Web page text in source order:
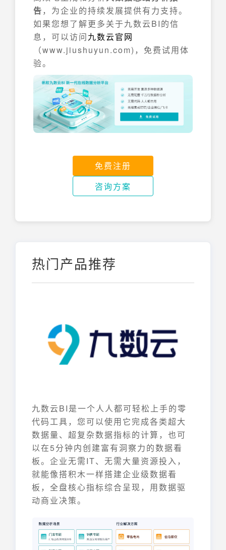
告 ，为企业的持续发展提供有力支持。
如果您想了解更多关于九数云BI的信
息，可以访问九数云官网
（www.jiushuyun.com)，免费试用体
验。
免费注册
咨询方案
热门产品推荐
九数云BI是一个人人都可轻松上手的零
代码工具，您可以使用它完成各类超大
数据量、超复杂数据指标的计算，也可
以在5分钟内创建富有洞察力的数据看
板。企业无需IT、无需大量资源投入，
就能像搭积木一样搭建企业级数据看
板，全盘核心指标综合呈现，用数据驱
动商业决策。